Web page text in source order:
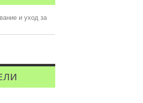
и уход за